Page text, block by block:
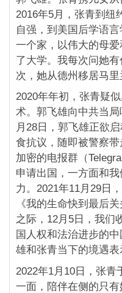
2016年5月，张青到纽
自强，到美国后学语
一个家，以伟大的母
了大学。我每次问她
次，她从德州移居马
2020年年初，张青疑
术。郭飞雄向中共当
月28日，郭飞雄正欲
食抗议，随即被警察
加密的电报群（
申请出国，一方面和
力。2021年11月29日
《我的生命快到最后
之际，12月5日，我们
国人权和法治进步的
雄和张青当下的境遇
2022年1月10日，张
一面，陪伴在侧的只有